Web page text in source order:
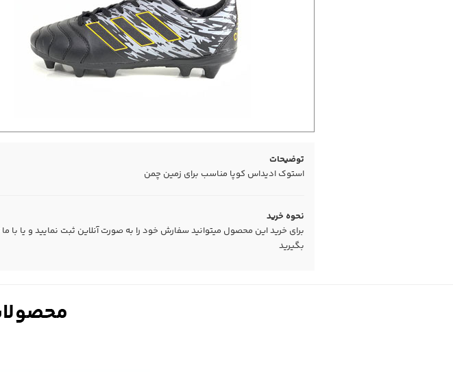
توضیحات
استوک ادیداس کوپا مناسب برای زمین چمن
نحوه خرید
برای خرید این محصول میتوانید سفارش خود را به صورت آنلاین ثبت نمایید و یا با ما
بگیرید